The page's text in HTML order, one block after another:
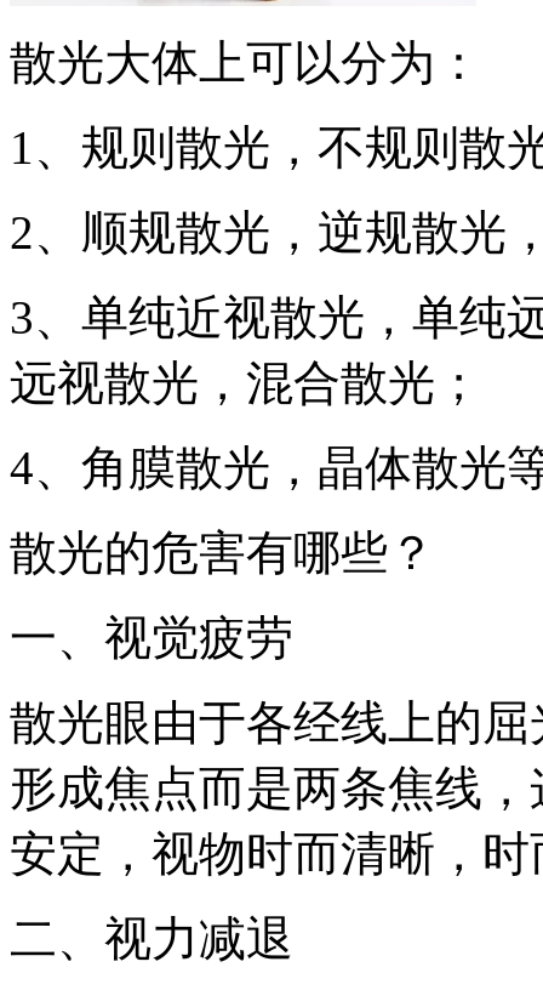
散光大体上可以分为：
1、规则散光，不规则散
2、顺规散光，逆规散光
3、单纯近视散光，单纯
远视散光，混合散光；
4、角膜散光，晶体散光
散光的危害有哪些？
一、视觉疲劳
散光眼由于各经线上的
形成焦点而是两条焦线
安定，视物时而清晰，
二、视力减退